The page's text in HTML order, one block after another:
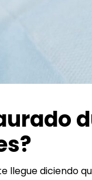
llegue diciendo